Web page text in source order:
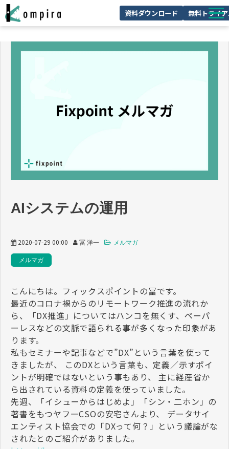
資料ダウンロード 無料トライ
技術情報
AIシステムの運用
2020-07-29 00:00 冨 洋一 メルマガ
メルマガ
こんにちは。フィックスポイントの冨です。
最近のコロナ禍からのリモートワーク推進の流れか
ら、「DX推進」についてはハンコを無くす、ペーパ
ーレスなどの文脈で語られる事が多くなった印象があ
ります。
私もセミナーや記事などで”DX”という言葉を使って
きましたが、 このDXという言葉も、定義／示すポイ
ントが明確ではないという事もあり、 主に経産省か
ら出されている資料の定義を使っていました。
先週、「イシューからはじめよ」「シン・二ホン」の
著書をもつヤフーCSOの安宅さんより、 データサイ
エンティスト協会での「DXって何？」という議論がな
されたとのご紹介がありました。